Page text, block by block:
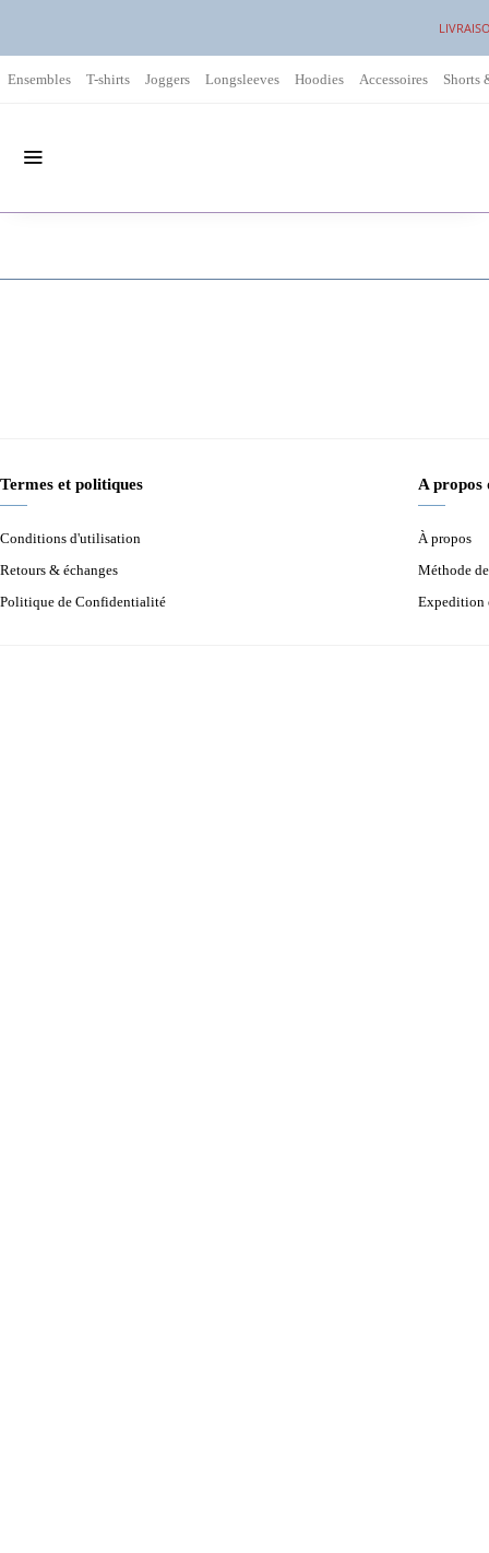
Ensembles T-shirts Joggers Longsleeves Hoodies Accessoires Shorts
Termes et politiques
Conditions d'utilisation
Retours & échanges
Politique de Confidentialité
A propos
À propos
Méthode
Expedition